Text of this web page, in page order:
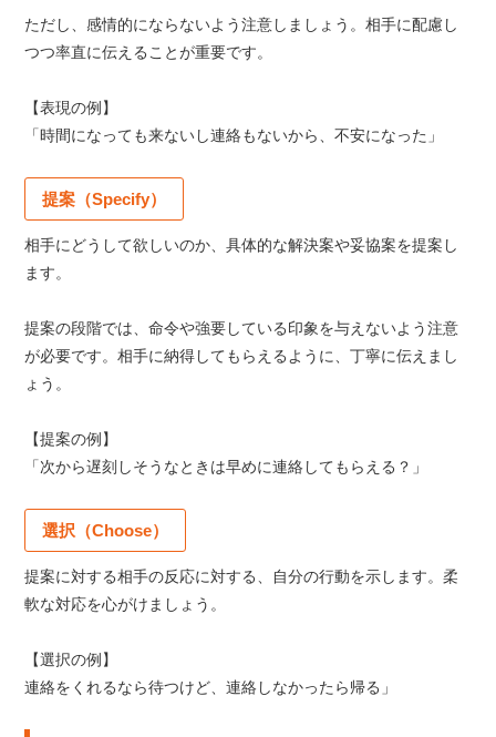
ただし、感情的にならないよう注意しましょう。相手に配慮し
つつ率直に伝えることが重要です。
【表現の例】
「時間になっても来ないし連絡もないから、不安になった」
提案（Specify）
相手にどうして欲しいのか、具体的な解決案や妥協案を提案し
ます。
提案の段階では、命令や強要している印象を与えないよう注意
が必要です。相手に納得してもらえるように、丁寧に伝えまし
ょう。
【提案の例】
「次から遅刻しそうなときは早めに連絡してもらえる？」
選択（Choose）
提案に対する相手の反応に対する、自分の行動を示します。柔
軟な対応を心がけましょう。
【選択の例】
連絡をくれるなら待つけど、連絡しなかったら帰る」